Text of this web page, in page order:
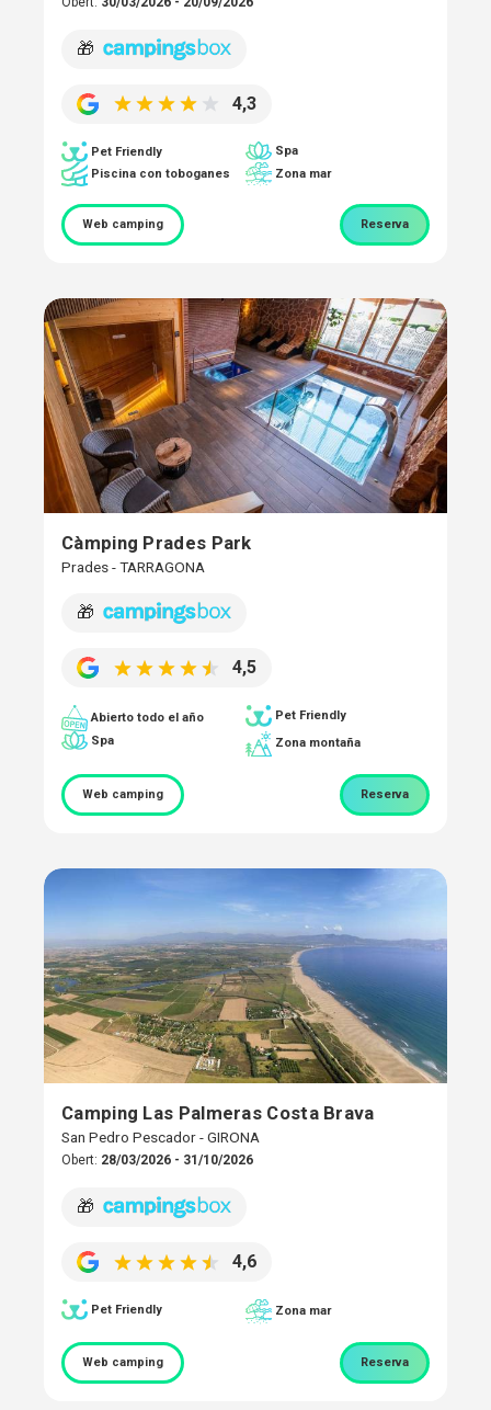
🎁
4,3
Pet Friendly
Spa
Piscina con toboganes
Zona mar
Web camping Reserva
Càmping Prades Park
Prades - TARRAGONA
🎁
4,5
Abierto todo el año
Pet Friendly
Spa
Zona montaña
Web camping Reserva
Camping Las Palmeras Costa Brava
San Pedro Pescador - GIRONA
Obert: 28/03/2026 - 31/10/2026
🎁
4,6
Pet Friendly Zona mar
Web camping Reserva